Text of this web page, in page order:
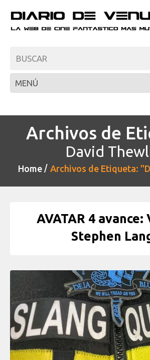
Archivos de
David
Home Archivos de Etiqueta:
AVATAR 4 avance:
Stephen